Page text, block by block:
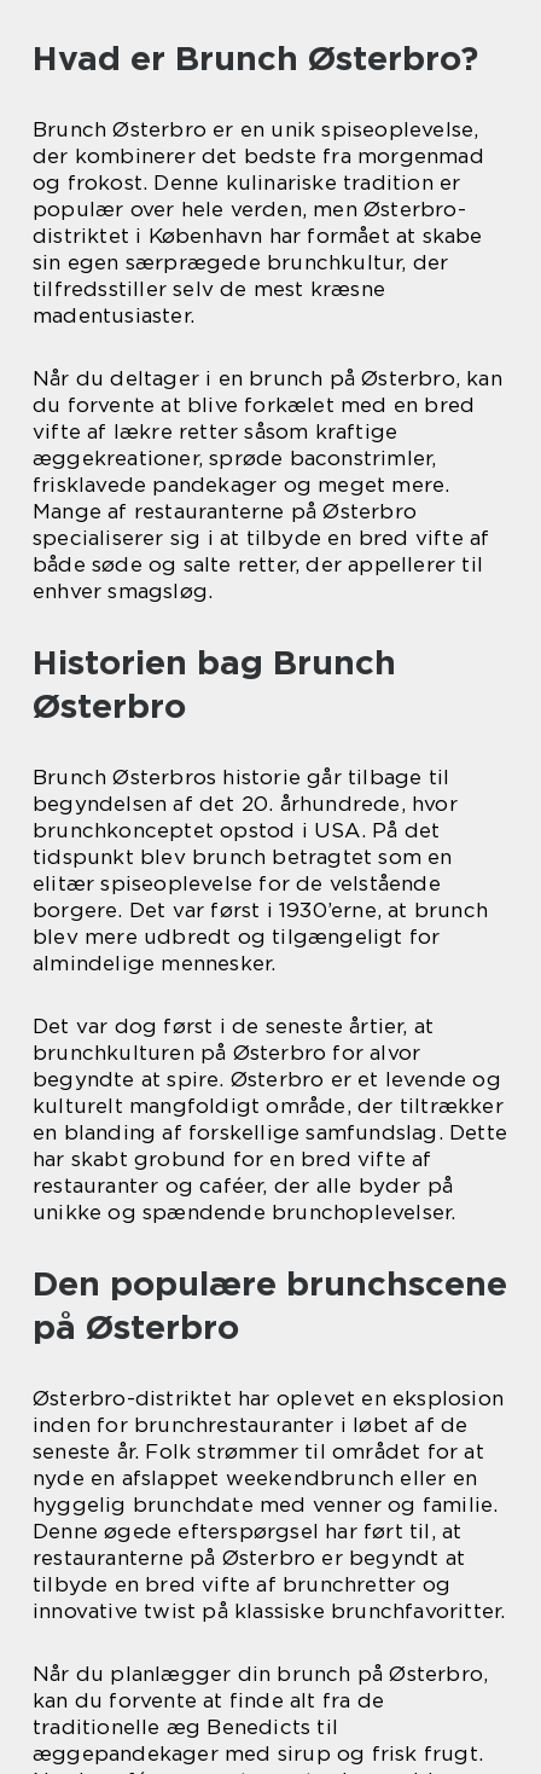
Hvad er Brunch Østerbro?
Brunch Østerbro er en unik spiseoplevelse,
der kombinerer det bedste fra morgenmad
og frokost. Denne kulinariske tradition er
populær over hele verden, men Østerbro-
distriktet i København har formået at skabe
sin egen særprægede brunchkultur, der
tilfredsstiller selv de mest kræsne
madentusiaster.
Når du deltager i en brunch på Østerbro, kan
du forvente at blive forkælet med en bred
vifte af lækre retter såsom kraftige
æggekreationer, sprøde baconstrimler,
frisklavede pandekager og meget mere.
Mange af restauranterne på Østerbro
specialiserer sig i at tilbyde en bred vifte af
både søde og salte retter, der appellerer til
enhver smagsløg.
Historien bag Brunch
Østerbro
Brunch Østerbros historie går tilbage til
begyndelsen af det 20. århundrede, hvor
brunchkonceptet opstod i USA. På det
tidspunkt blev brunch betragtet som en
elitær spiseoplevelse for de velstående
borgere. Det var først i 1930’erne, at brunch
blev mere udbredt og tilgængeligt for
almindelige mennesker.
Det var dog først i de seneste årtier, at
brunchkulturen på Østerbro for alvor
begyndte at spire. Østerbro er et levende og
kulturelt mangfoldigt område, der tiltrækker
en blanding af forskellige samfundslag. Dette
har skabt grobund for en bred vifte af
restauranter og caféer, der alle byder på
unikke og spændende brunchoplevelser.
Den populære brunchscene
på Østerbro
Østerbro-distriktet har oplevet en eksplosion
inden for brunchrestauranter i løbet af de
seneste år. Folk strømmer til området for at
nyde en afslappet weekendbrunch eller en
hyggelig brunchdate med venner og familie.
Denne øgede efterspørgsel har ført til, at
restauranterne på Østerbro er begyndt at
tilbyde en bred vifte af brunchretter og
innovative twist på klassiske brunchfavoritter.
Når du planlægger din brunch på Østerbro,
kan du forvente at finde alt fra de
traditionelle æg Benedicts til
æggepandekager med sirup og frisk frugt.